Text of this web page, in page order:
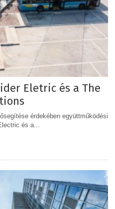
Eletric és a The
érdekében együttműködési
és a...